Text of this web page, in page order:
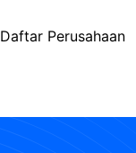
Daftar Perusahaan